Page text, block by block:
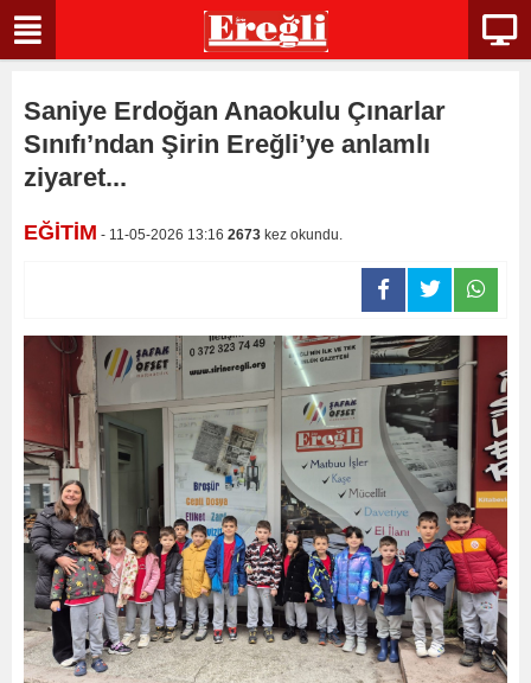
Saniye Erdoğan Anaokulu Çınarlar
Sınıfı’ndan Şirin Ereğli’ye anlamlı
ziyaret...
EĞİTİM - 11-05-2026 13:16 2673 kez okundu.